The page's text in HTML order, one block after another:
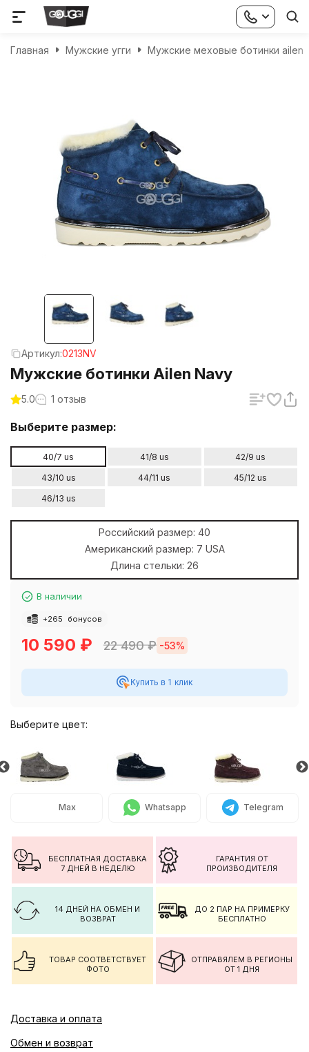
Главная Мужские угги Мужские меховые ботинки ailen
Артикул:0213NV
Мужские ботинки Ailen Navy
5.0 1 отзыв
Выберите размер:
40/7 us 41/8 us
42/9 us
43/10 us
44/11 us
45/12 us
46/13 us
Российский размер: 40
Американский размер: 7 USA
Длина стельки: 26
В наличии
+265 бонусов
10 590 ₽ 22 490₽ -53%
Купить в 1 клик
Выберите цвет:
Max Whatsapp Telegram
БЕСПЛАТНАЯ ДОСТАВКА
7 ДНЕЙ В НЕДЕЛЮ
ГАРАНТИЯ ОТ
ПРОИЗВОДИТЕЛЯ
14 ДНЕЙ НА ОБМЕН И
ВОЗВРАТ
ДО 2 ПАР НА ПРИМЕРКУ
БЕСПЛАТНО
ТОВАР СООТВЕТСТВУЕТ
ФОТО
ОТПРАВЯЛЕМ В РЕГИОНЫ
ОТ 1 ДНЯ
Доставка и оплата
Обмен и возврат